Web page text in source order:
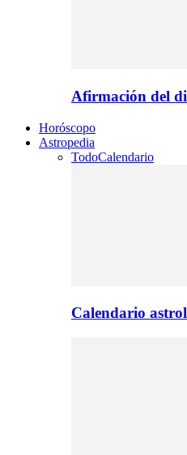
Afirmación del
Horóscopo
Astropedia
TodoCalendario
Calendario